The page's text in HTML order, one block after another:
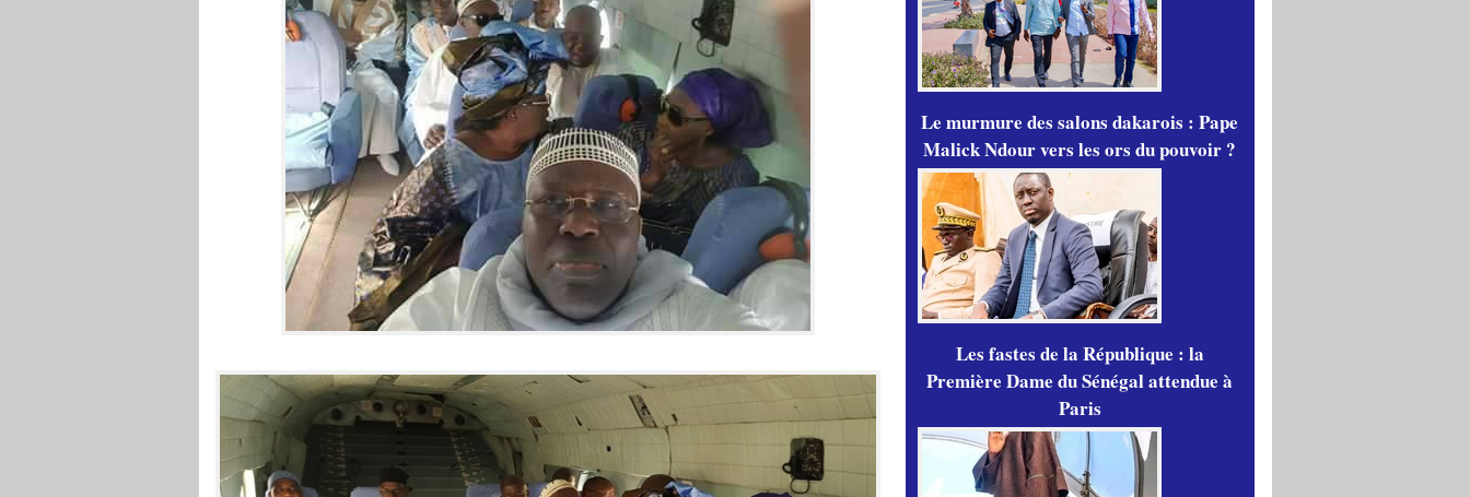
Le murmure des salons dakarois : Pape
Malick Ndour vers les ors du pouvoir ?
Les fastes de la République : la
Première Dame du Sénégal attendue à
Paris